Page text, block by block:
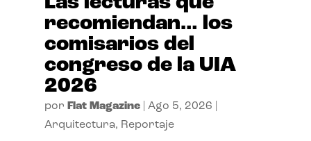
recomiendan… los
comisarios del
congreso de la UIA
2026
por Flat Magazine| Ago 5, 2026
Arquitectura, Reportaje